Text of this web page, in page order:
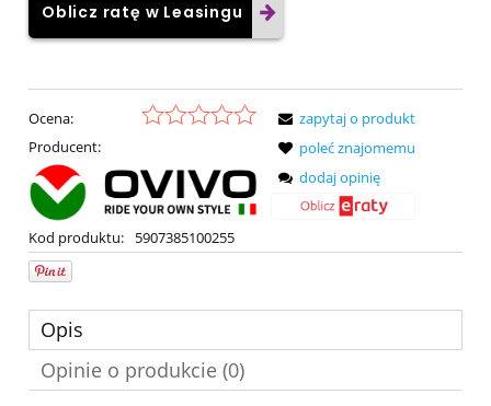
Oblicz ratę w Leasingu
Ocena:
Producent:
Kod produktu: 5907385100255
zapytaj o produkt
poleć znajomemu
dodaj opinię
Opis
Opinie o produkcie (0)